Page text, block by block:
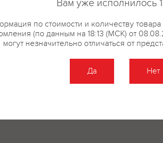
Вам уже исполнилось
по стоимости и количеству
(по данным на 18:13 (МСК) от
могут незначительно отличаться от
Да Нет